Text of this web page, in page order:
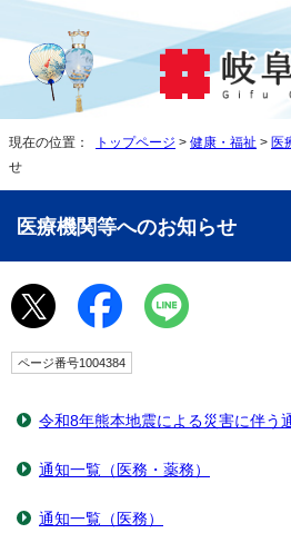
現在の位置： トップページ > 健康・福祉 > 医
せ
医療機関等へのお知らせ
ページ番号1004384
令和8年熊本地震による災害に伴う
通知一覧（医務・薬務）
通知一覧（医務）